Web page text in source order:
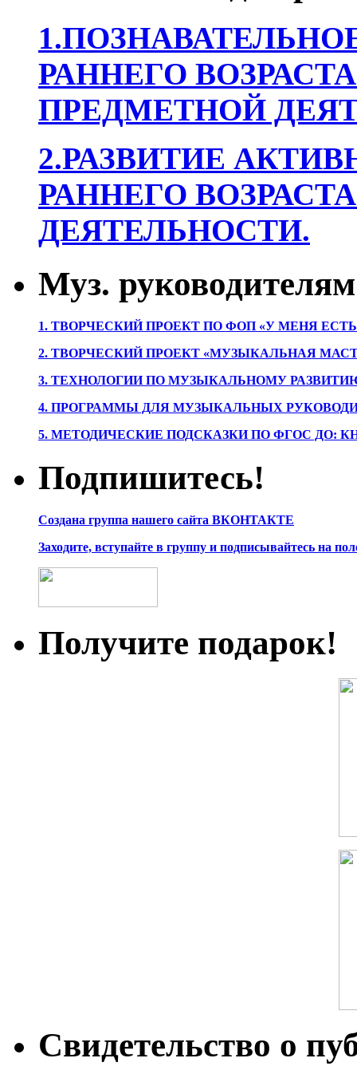
РАННЕГО
ПРЕДМЕТНОЙ
2.РАЗВИТИЕ
РАННЕГО
ДЕЯТЕЛЬНОСТИ.
Муз. руководителям
1. ТВОРЧЕСКИЙ ПРОЕКТ ПО ФОП «У МЕНЯ
2. ТВОРЧЕСКИЙ ПРОЕКТ «МУЗЫКАЛЬНАЯ
3. ТЕХНОЛОГИИ ПО МУЗЫКАЛЬНОМУ
4. ПРОГРАММЫ ДЛЯ МУЗЫКАЛЬНЫХ
5. МЕТОДИЧЕСКИЕ ПОДСКАЗКИ ПО ФГОС ДО:
Подпишитесь!
Создана группа нашего сайта ВКОНТАКТЕ
Заходите, вступайте в группу и подписывайтесь на
Получите подарок!
Свидетельство о